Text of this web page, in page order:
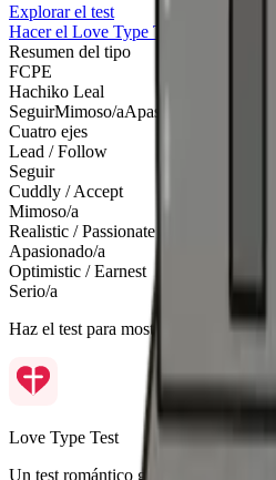
Explorar el test
Hacer el Love Type Test otra vez
Resumen del tipo
FCPE
Hachiko Leal
SeguirMimoso/aApasionado/a
Cuatro ejes
Lead / Follow
Seguir
Cuddly / Accept
Mimoso/a
Realistic / Passionate
Apasionado/a
Optimistic / Earnest
Serio/a
Haz el test para mostrar aquí tus
Love Type Test
Un test romántico gratuito para